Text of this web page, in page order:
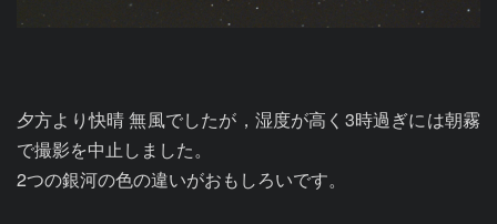
夕方より快晴 無風でしたが，湿度が高く3時過ぎには朝霧
で撮影を中止しました。
2つの銀河の色の違いがおもしろいです。